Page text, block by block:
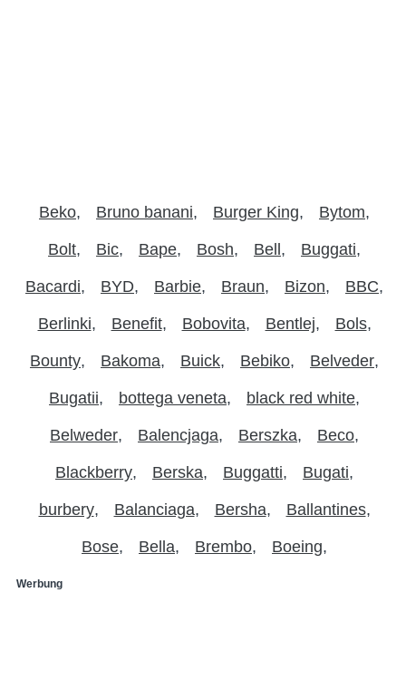
Beko Bruno banani Burger King Bytom
Bolt Bic Bape Bosh Bell Buggati
Bacardi BYD Barbie Braun Bizon BBC
Berlinki Benefit Bobovita Bentlej Bols
Bounty Bakoma Buick Bebiko Belveder
Bugatii bottega veneta black red white
Belweder Balencjaga Berszka Beco
Blackberry Berska Buggatti Bugati
burbery Balanciaga Bersha Ballantines
Bose Bella Brembo Boeing
Werbung